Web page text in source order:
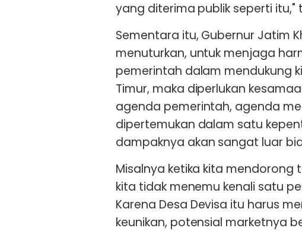
yang diterima publik seperti itu,"
Sementara itu, Gubernur Jatim
menuturkan, untuk menjaga
pemerintah dalam mendukung
Timur, maka diperlukan
agenda pemerintah, agenda
dipertemukan dalam satu
dampaknya akan sangat luar
Misalnya ketika kita mendorong
kita tidak menemu kenali satu
Karena Desa Devisa itu harus
keunikan, potensial marketnya